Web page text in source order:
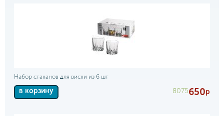
Набор стаканов для виски из 6 шт
в корзину 8075650р